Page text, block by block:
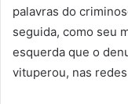
palavras do
seguida, como seu
esquerda que o
vituperou, nas